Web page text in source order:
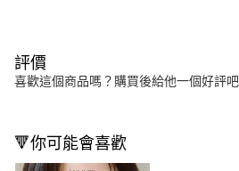
評價
喜歡這個商品嗎？購買後給他一個好評吧
🔻你可能會喜歡